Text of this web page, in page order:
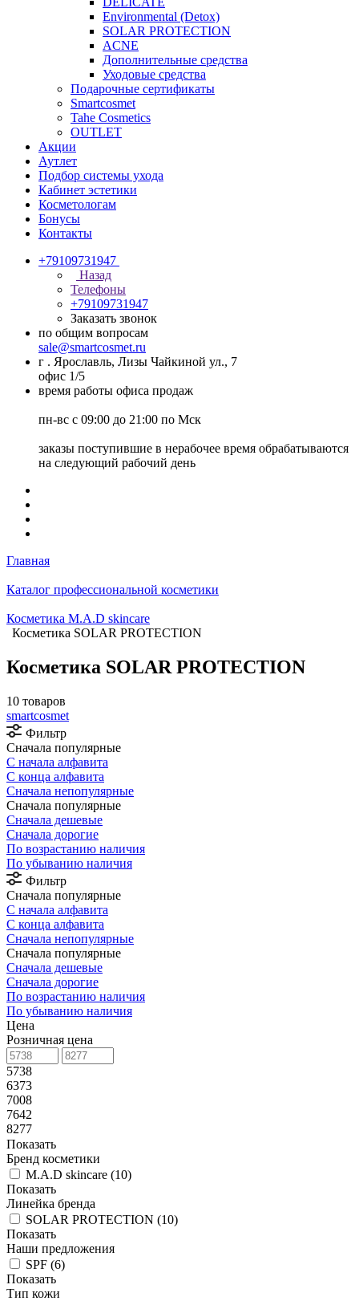
Environmental (Detox)
SOLAR PROTECTION
АCNE
Дополнительные средства
Уходовые средства
Подарочные сертификаты
Smartcosmet
Tahe Cosmetics
OUTLET
Акции
Аутлет
Подбор системы ухода
Кабинет эстетики
Косметологам
Бонусы
Контакты
+79109731947
Назад
Телефоны
+79109731947
Заказать звонок
по общим вопросам
sale@smartcosmet.ru
г . Ярославль, Лизы Чайкиной ул., 7
офис 1/5
время работы офиса продаж
пн-вс с 09:00 до 21:00 по Мск
заказы поступившие в нерабочее время обрабатываются
на следующий рабочий день
Главная
Каталог профессиональной косметики
Косметика M.A.D skincare
Косметика SOLAR PROTECTION
Косметика SOLAR PROTECTION
10 товаров
smartcosmet
Фильтр
Сначала популярные
С начала алфавита
С конца алфавита
Сначала непопулярные
Сначала популярные
Сначала дешевые
Сначала дорогие
По возрастанию наличия
По убыванию наличия
Фильтр
Сначала популярные
С начала алфавита
С конца алфавита
Сначала непопулярные
Сначала популярные
Сначала дешевые
Сначала дорогие
По возрастанию наличия
По убыванию наличия
Цена
Розничная цена
5738
6373
7008
7642
8277
Показать
Бренд косметики
M.A.D skincare (10)
Показать
Линейка бренда
SOLAR PROTECTION (10)
Показать
Наши предложения
SPF (6)
Показать
Тип кожи